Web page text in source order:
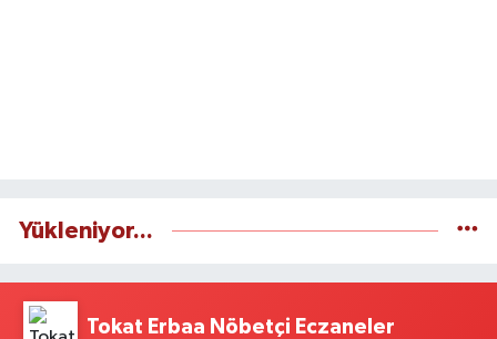
Yükleniyor...
Tokat Erbaa Nöbetçi Eczaneler